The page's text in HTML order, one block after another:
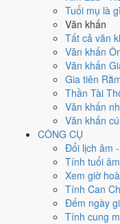
Tuổi mụ là gì
Văn khấn
Tất cả văn
Văn khấn
Văn khấn
Gia tiên
Thần Tài
Văn khấn
Văn khấn
CÔNG CỤ
Đổi lịch âm
Tính tuổi
Xem giờ
Tính Can
Đếm ngày
Tính cung
Ngày 15/12/2028 đạt4.0/
Sửa nhà - tu tạo (8/10),
Bế (ngày đóng cửa, bế
điểm từng việc chênh
Cưới hỏi - đính
Trung bình
Cưới hỏi - đính hôn
Ngày Hoàng Đạo ,
Cách tính ngày tốt
🏪
Khai trương - mở
Trung bình
Khai trương - mở
nhờ hợpNgày
giảm điểm.
Cách tính ngày tốt